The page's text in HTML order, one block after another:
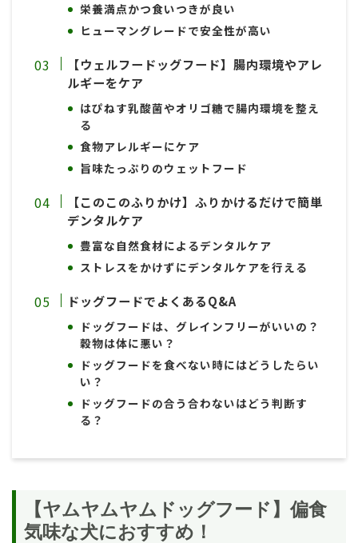
栄養満点かつ食いつきが良い
ヒューマングレードで安全性が高い
【ウェルフードッグフード】腸内環境やアレ
ルギーをケア
はぴねす乳酸菌やオリゴ糖で腸内環境を整え
る
食物アレルギーにケア
旨味たっぷりのウェットフード
【このこのふりかけ】ふりかけるだけで簡単
デンタルケア
豊富な自然食材によるデンタルケア
ストレスをかけずにデンタルケアを行える
ドッグフードでよくあるQ&A
ドッグフードは、グレインフリーがいいの？
穀物は体に悪い？
ドッグフードを食べない時にはどうしたらい
い？
ドッグフードの合う合わないはどう判断す
る？
【ヤムヤムヤムドッグフード】偏食
気味な犬におすすめ！